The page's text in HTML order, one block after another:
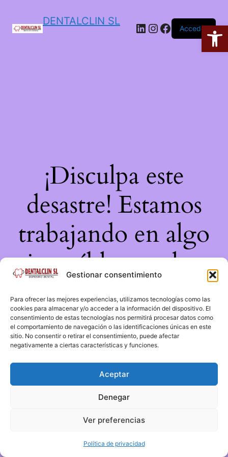
Gestionar consentimiento
Para ofrecer las mejores experiencias, utilizamos tecnologías como las
cookies para almacenar y/o acceder a la información del dispositivo. El
consentimiento de estas tecnologías nos permitirá procesar datos como
el comportamiento de navegación o las identificaciones únicas en este
sitio. No consentir o retirar el consentimiento, puede afectar
negativamente a ciertas características y funciones.
Aceptar
Denegar
Ver preferencias
Política de privacidad
DENTALCLIN SL
Acceder
¡Disculpa este
desastre! Estamos
trabajando en algo
increíble, ¡vuelve
pronto!